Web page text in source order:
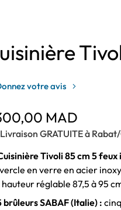
votre avis
MAD
Livraison GRATUITE à
Tivoli 85 cm 5 feux
en verre en acier
réglable 87,5 à 95
brûleurs SABAF (Italie) :